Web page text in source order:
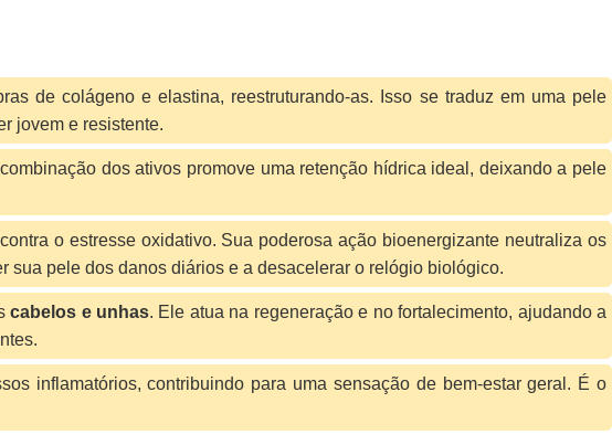
de colágeno e elastina, reestruturando-as. Isso se traduz em uma pele
jovem e resistente.
dos ativos promove uma retenção hídrica ideal, deixando a pele
o estresse oxidativo. Sua poderosa ação bioenergizante neutraliza os
pele dos danos diários e a desacelerar o relógio biológico.
cabelos e unhas. Ele atua na regeneração e no fortalecimento, ajudando a
inflamatórios, contribuindo para uma sensação de bem-estar geral. É o